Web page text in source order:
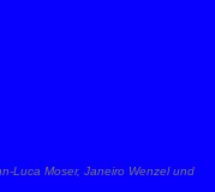
Luca Moser, Janeiro Wenzel und